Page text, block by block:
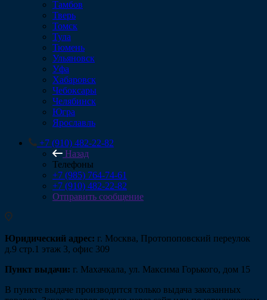
Тамбов
Тверь
Томск
Тула
Тюмень
Ульяновск
Уфа
Хабаровск
Чебоксары
Челябинск
Югра
Ярославль
+7 (910) 482-22-82
Назад
Телефоны
+7 (985) 764-74-61
+7 (910) 482-22-82
Отправить сообщение
Юридический адрес: г. Москва, Протопоповский переулок
д.9 стр.1 этаж 3, офис 309
Пункт выдачи: г. Махачкала, ул. Максима Горького, дом 15
В пункте выдаче производится только выдача заказанных